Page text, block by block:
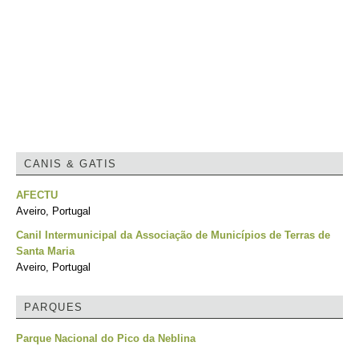
CANIS & GATIS
AFECTU
Aveiro, Portugal
Canil Intermunicipal da Associação de Municípios de Terras de
Santa Maria
Aveiro, Portugal
PARQUES
Parque Nacional do Pico da Neblina